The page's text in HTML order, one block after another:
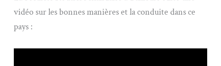
vidéo sur les bonnes manières et la conduite dans ce
pays :